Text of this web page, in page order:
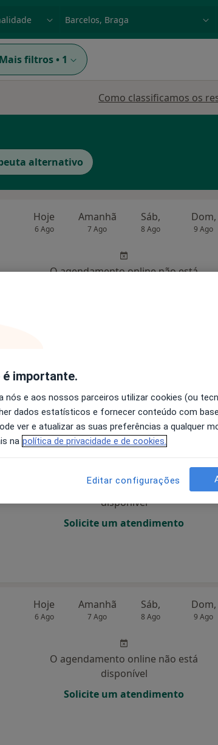
Mais filtros • 1
Como classificamos os
alternativo
Hoje
6 Ago
Amanhã
7 Ago
Sáb,
8 Ago
Dom,
9 Ago
O agendamento online não está
Hoje
6 Ago
Amanhã
7 Ago
Sáb,
8 Ago
Dom,
O agendamento online não está
disponível
Solicite um atendimento
Hoje
6 Ago
Amanhã
7 Ago
Sáb,
8 Ago
Dom,
9 Ago
O agendamento online não está
disponível
Solicite um atendimento
importante.
nós e aos nossos parceiros utilizar cookies (ou
dados estatísticos e fornecer conteúdo com
ver e atualizar as suas preferências a qualquer
na política de privacidade e de cookies.
Editar configurações